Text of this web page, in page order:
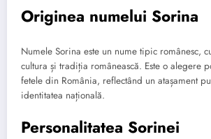
Originea numelui Sorina
Numele Sorina este un nume tipic românesc,
cultura și tradiția românească. Este o alegere
fetele din România, reflectând un atașament
identitatea națională.
Personalitatea Sorinei